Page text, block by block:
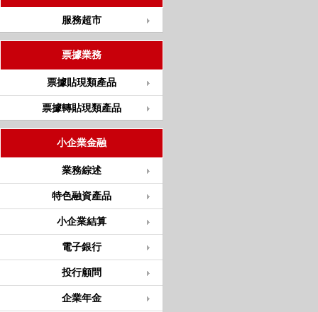
服務超市
票據業務
票據貼現類產品
票據轉貼現類產品
小企業金融
業務綜述
特色融資產品
小企業結算
電子銀行
投行顧問
企業年金